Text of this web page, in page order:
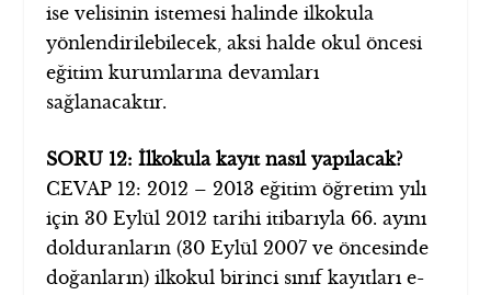
ise velisinin istemesi halinde ilkokula
yönlendirilebilecek, aksi halde okul öncesi
eğitim kurumlarına devamları
sağlanacaktır.
SORU 12: İlkokula kayıt nasıl yapılacak?
CEVAP 12: 2012 – 2013 eğitim öğretim yılı
için 30 Eylül 2012 tarihi itibarıyla 66. ayını
dolduranların (30 Eylül 2007 ve öncesinde
doğanların) ilkokul birinci sınıf kayıtları e-